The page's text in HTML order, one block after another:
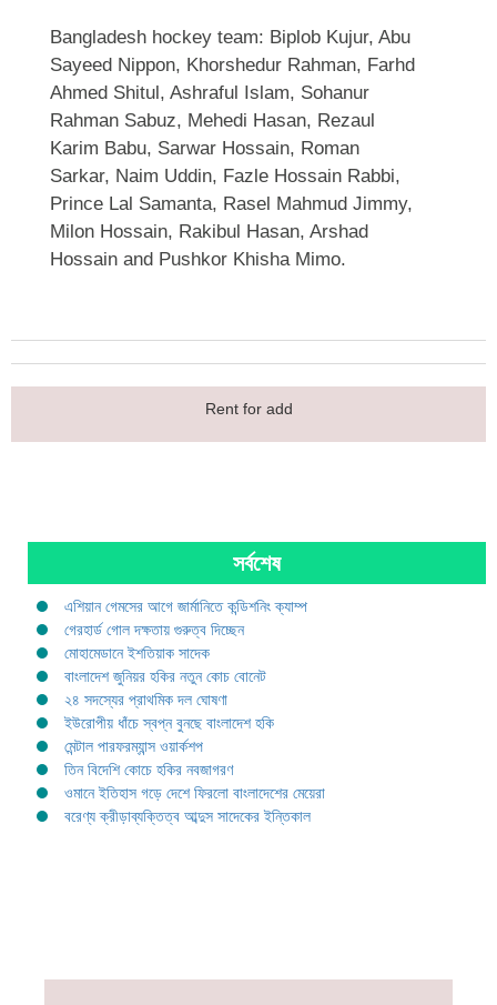
Bangladesh hockey team: Biplob Kujur, Abu
Sayeed Nippon, Khorshedur Rahman, Farhd
Ahmed Shitul, Ashraful Islam, Sohanur
Rahman Sabuz, Mehedi Hasan, Rezaul
Karim Babu, Sarwar Hossain, Roman
Sarkar, Naim Uddin, Fazle Hossain Rabbi,
Prince Lal Samanta, Rasel Mahmud Jimmy,
Milon Hossain, Rakibul Hasan, Arshad
Hossain and Pushkor Khisha Mimo.
Rent for add
সর্বশেষ
এশিয়ান গেমসের আগে জার্মানিতে কন্ডিশনিং ক্যাম্প
গেরহার্ড গোল দক্ষতায় গুরুত্ব দিচ্ছেন
মোহামেডানে ইশতিয়াক সাদেক
বাংলাদেশ জুনিয়র হকির নতুন কোচ বোনেট
২৪ সদস্যের প্রাথমিক দল ঘোষণা
ইউরোপীয় ধাঁচে স্বপ্ন বুনছে বাংলাদেশ হকি
মেন্টাল পারফরম্যান্স ওয়ার্কশপ
তিন বিদেশি কোচে হকির নবজাগরণ
ওমানে ইতিহাস গড়ে দেশে ফিরলো বাংলাদেশের মেয়েরা
বরেণ্য ক্রীড়াব্যক্তিত্ব আব্দুস সাদেকের ইন্তিকাল